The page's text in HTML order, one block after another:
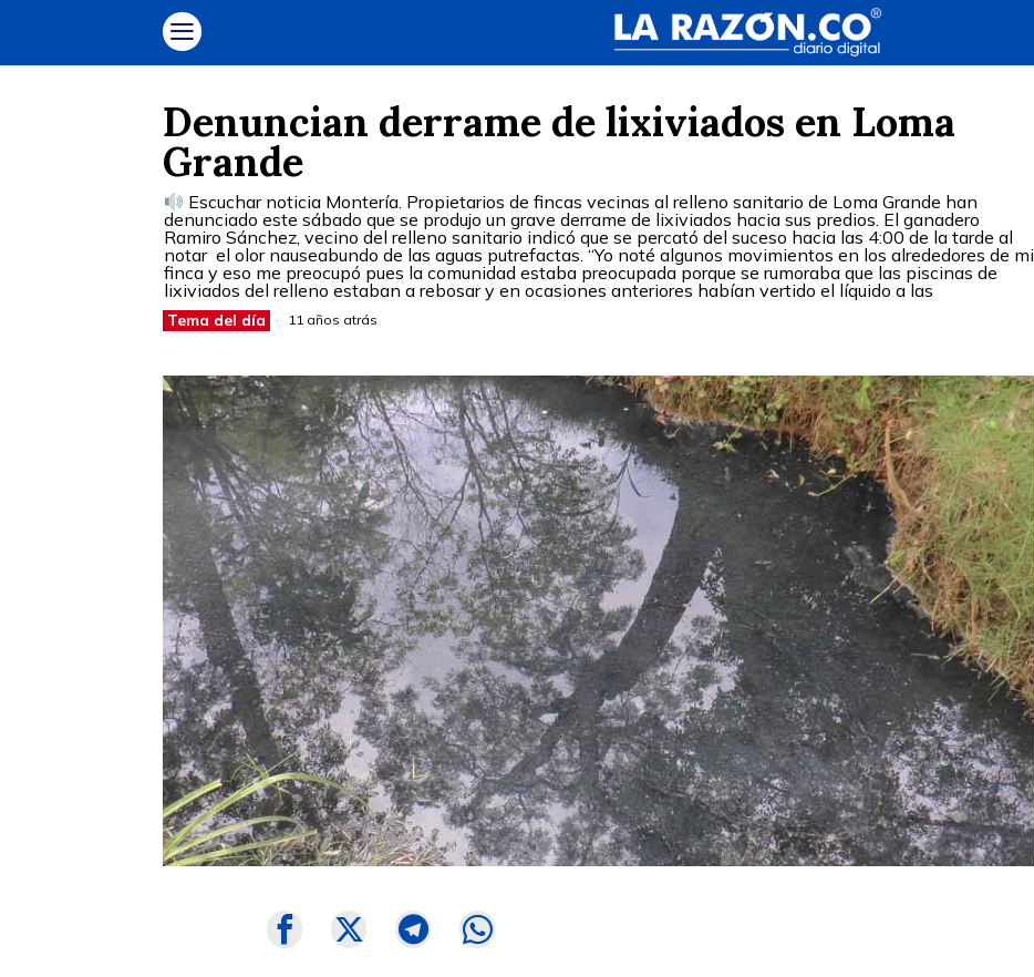
Denuncian derrame de lixiviados en Loma
Grande
Escuchar noticia Montería. Propietarios de fincas vecinas al relleno sanitario de Loma Grande han
denunciado este sábado que se produjo un grave derrame de lixiviados hacia sus predios. El ganadero
Ramiro Sánchez, vecino del relleno sanitario indicó que se percató del suceso hacia las 4:00 de la tarde al
notar el olor nauseabundo de las aguas putrefactas. “Yo noté algunos movimientos en los alrededores de mi
finca y eso me preocupó pues la comunidad estaba preocupada porque se rumoraba que las piscinas de
lixiviados del relleno estaban a rebosar y en ocasiones anteriores habían vertido el líquido a las
Tema del día 11 años atrás